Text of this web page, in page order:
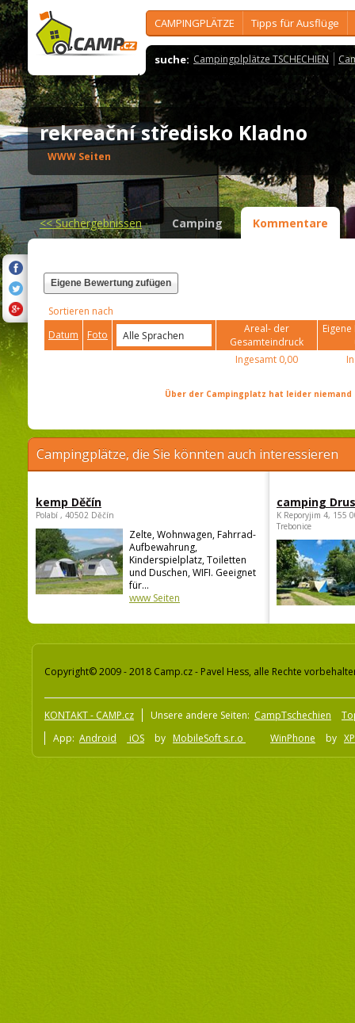
CAMPINGPLÄTZE Tipps für Ausflüge
suche: Campingplplätze TSCHECHIEN
rekreační středisko Kladno
WWW Seiten
<<Suchergebnissen Camping Kommentare
Eigene Bewertung zufügen
Sortieren nach
Datum
Foto
Areal- der
Gesamteindruck
Ingesamt 0,00
Über der Campingplatz hat leider
Campingplätze, die Sie könnten auch interessieren
kemp Děčín
Polabí , 40502 Děčín
Zelte, Wohnwagen, Fahrrad-
Aufbewahrung,
Kinderspielplatz, Toiletten
und Duschen, WIFI. Geeignet
für...
www Seiten
camping
K Reporyjim 4, 155
Trebonice
Copyright© 2009 - 2018 Camp.cz - Pavel Hess, alle Rechte
KONTAKT - CAMP.cz Unsere andere Seiten: CampTschechien
App: Android iOS by MobileSoft s.r.o WinPhone by